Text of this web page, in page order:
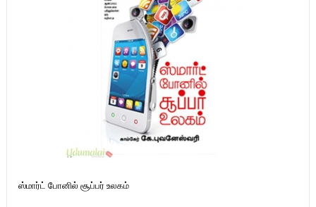
ஸ்மார்ட் போனில் சூப்பர் உலகம்